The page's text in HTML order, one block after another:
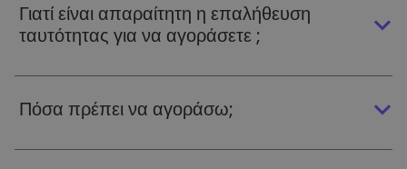
Γιατί είναι απαραίτητη η επαλήθευση
ταυτότητας για να αγοράσετε ;
Πόσα πρέπει να αγοράσω;